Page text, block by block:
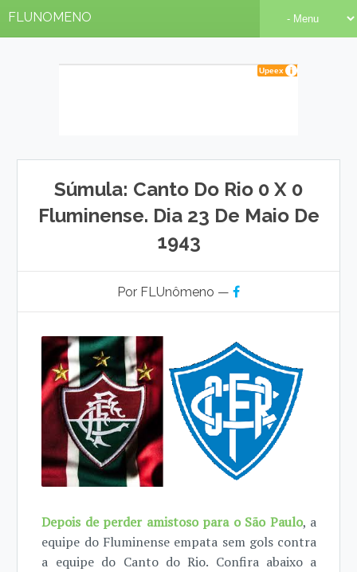
FLUNOMENO
Súmula: Canto Do Rio 0 X 0
Fluminense. Dia 23 De Maio De
1943
Por FLUnômeno —
Depois de perder amistoso para o São Paulo, a
equipe do Fluminense empata sem gols contra
a equipe do Canto do Rio. Confira abaixo a